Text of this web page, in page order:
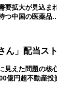
要拡大が見込ま
つ中国の医薬品
ん」配当ス
見えた問題の核
億円超不動産投